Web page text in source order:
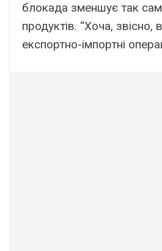
блокада зменшує так
продуктів. “Хоча, звісно,
експортно-імпортні